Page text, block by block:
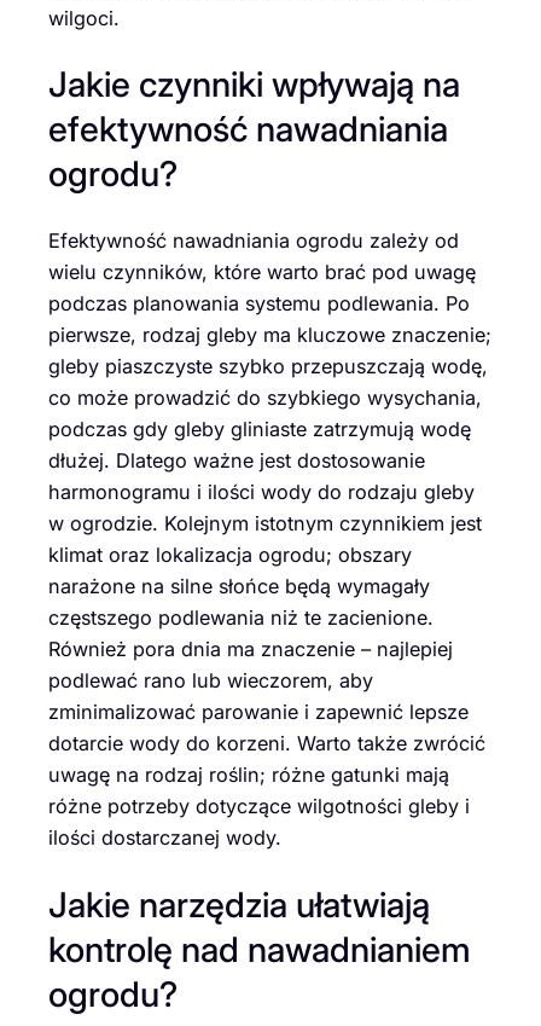
wilgoci.
Jakie czynniki wpływają na
efektywność nawadniania
ogrodu?
Efektywność nawadniania ogrodu zależy od
wielu czynników, które warto brać pod uwagę
podczas planowania systemu podlewania. Po
pierwsze, rodzaj gleby ma kluczowe znaczenie;
gleby piaszczyste szybko przepuszczają wodę,
co może prowadzić do szybkiego wysychania,
podczas gdy gleby gliniaste zatrzymują wodę
dłużej. Dlatego ważne jest dostosowanie
harmonogramu i ilości wody do rodzaju gleby
w ogrodzie. Kolejnym istotnym czynnikiem jest
klimat oraz lokalizacja ogrodu; obszary
narażone na silne słońce będą wymagały
częstszego podlewania niż te zacienione.
Również pora dnia ma znaczenie – najlepiej
podlewać rano lub wieczorem, aby
zminimalizować parowanie i zapewnić lepsze
dotarcie wody do korzeni. Warto także zwrócić
uwagę na rodzaj roślin; różne gatunki mają
różne potrzeby dotyczące wilgotności gleby i
ilości dostarczanej wody.
Jakie narzędzia ułatwiają
kontrolę nad nawadnianiem
ogrodu?